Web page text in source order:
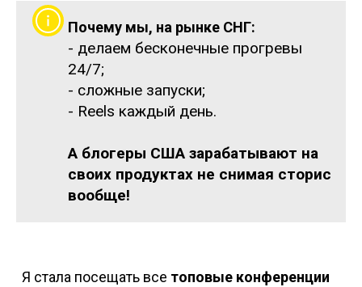
Почему мы, на рынке СНГ:
- делаем бесконечные прогревы
24/7;
- сложные запуски;
- Reels каждый день.
А блогеры США зарабатывают на
своих продуктах не снимая сторис
вообще!
Я стала посещать все топовые конференции